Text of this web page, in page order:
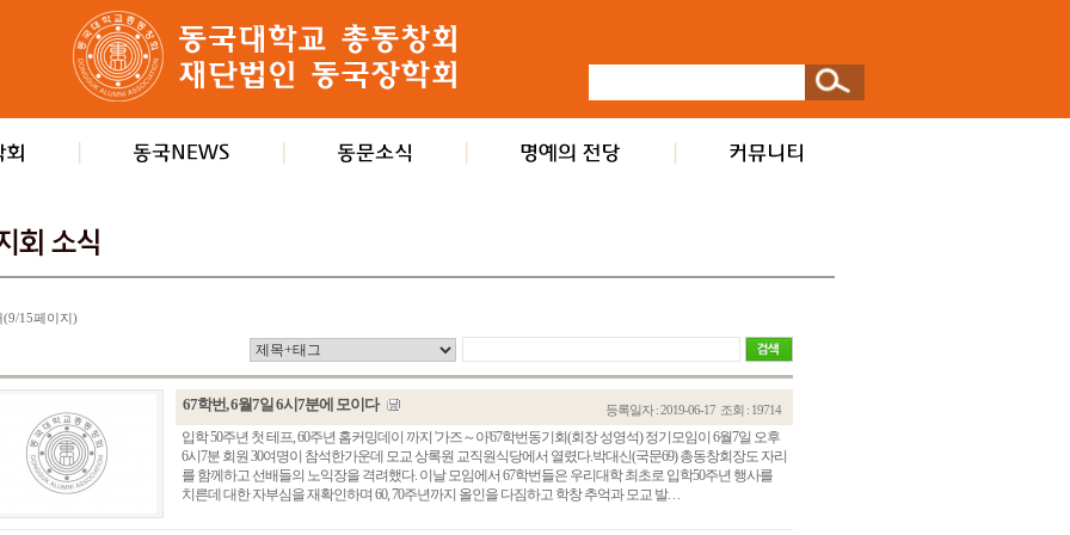
(9/15페이지)
67학번, 6월7일 6시7분에 모이다 등록일자 : 2019-06-17 조회 : 19714
입학 50주년 첫 테프, 60주년 홈커밍데이 까지 '가즈～아'67학번동기회(회장 성영석) 정기모임이 6월7일 오후
6시7분 회원 30여명이 참석한가운데 모교 상록원 교직원식당에서 열렸다.박대신(국문69) 총동창회장도 자리
를 함께하고 선배들의 노익장을 격려했다. 이날 모임에서 67학번들은 우리대학 최초로 입학50주년 행사를
치른데 대한 자부심을 재확인하며 60, 70주년까지 올인을 다짐하고 학창 추억과 모교 발. . .